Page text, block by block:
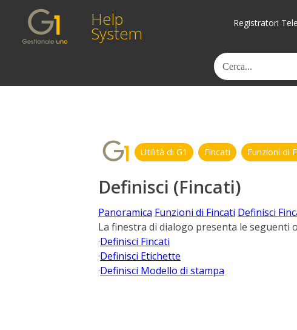
Help
System Registratori
Utilità di G1 Fincati Funzioni di
Definisci (Fincati)
Panoramica Funzioni di Fincati Definisci
La finestra di dialogo presenta le seguenti
·Definisci Fincati
·Definisci Etichette
·Definisci Modello di stampa